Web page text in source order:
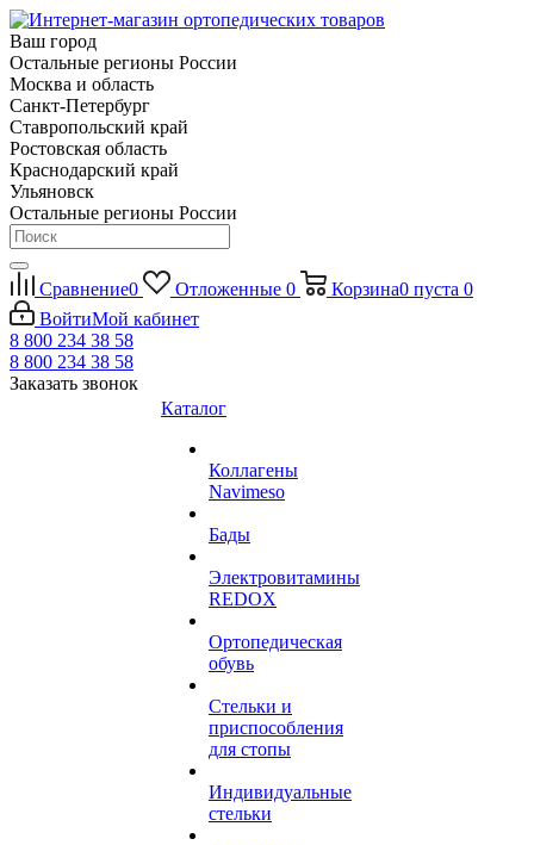
Ваш город
Остальные регионы России
Москва и область
Санкт-Петербург
Ставропольский край
Ростовская область
Краснодарский край
Ульяновск
Остальные регионы России
Сравнение0 Отложенные 0 Корзина0 пуста 0
ВойтиМой кабинет
8 800 234 38 58
8 800 234 38 58
Заказать звонок
Каталог
Коллагены
Navimeso
Бады
Электровитамины
REDOX
Ортопедическая
обувь
Стельки и
приспособления
для стопы
Индивидуальные
стельки